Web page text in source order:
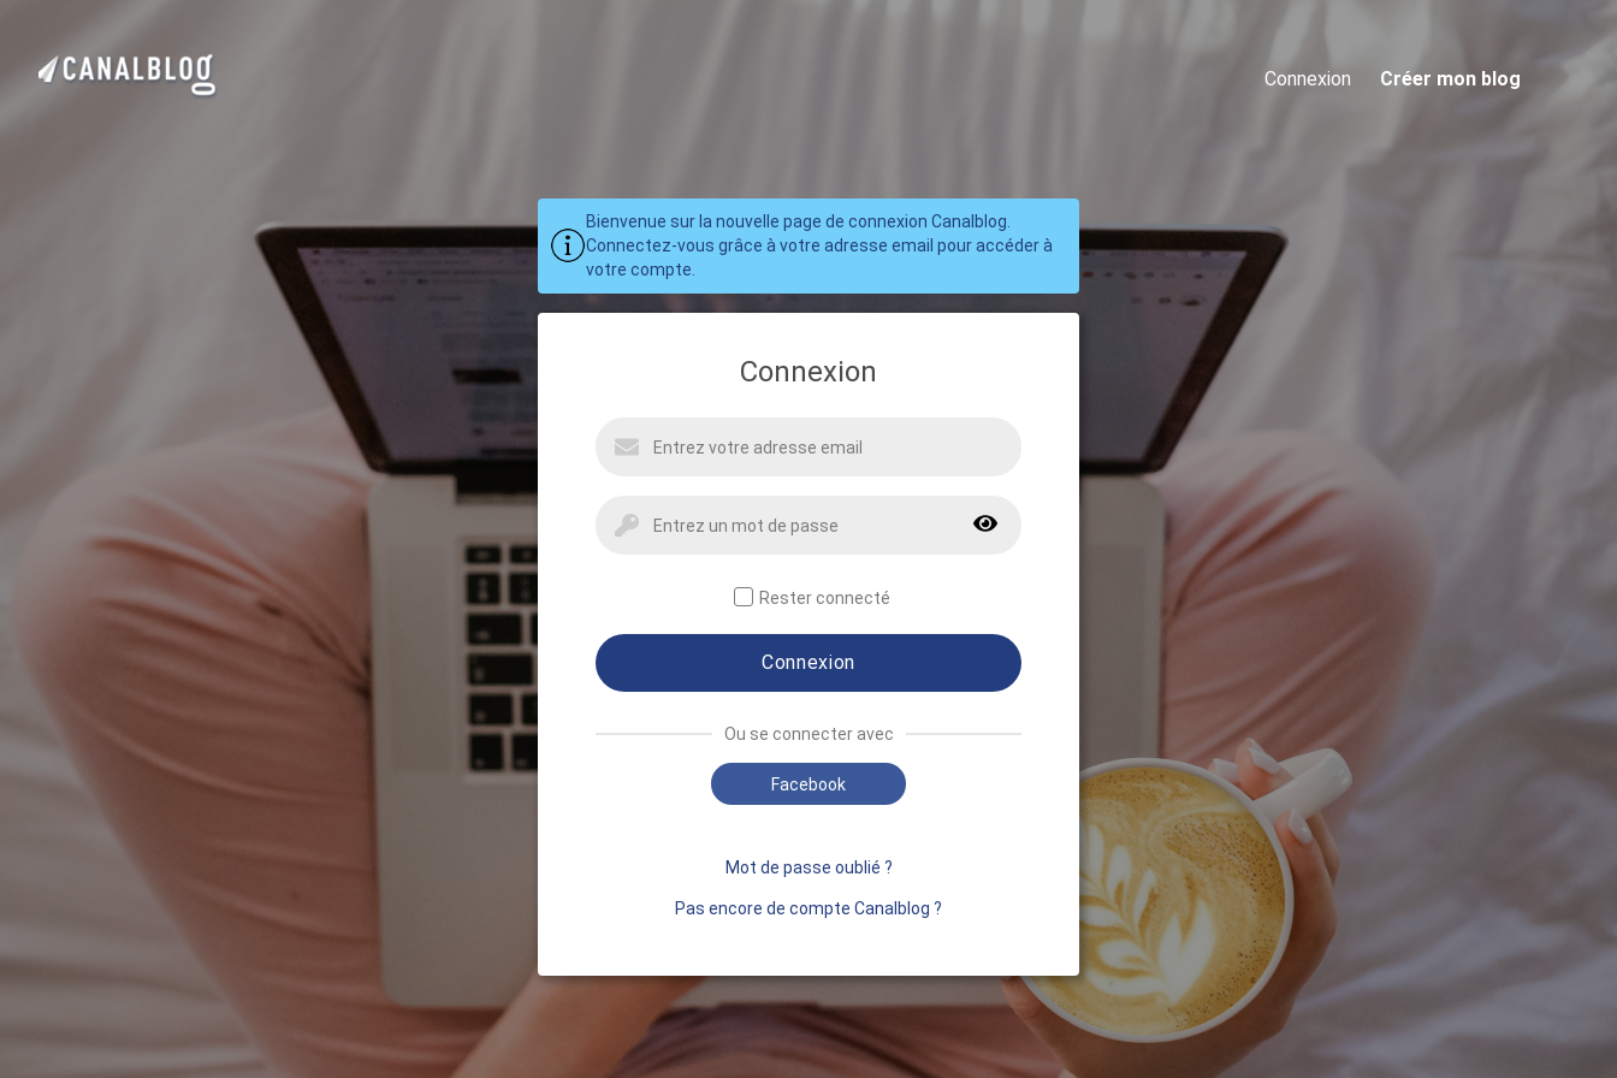
Connexion Créer mon blog
Bienvenue sur la nouvelle page de connexion Canalblog.
Connectez-vous grâce à votre adresse email pour accéder à
votre compte.
Connexion
Rester connecté
Connexion
Ou se connecter avec
Facebook
Mot de passe oublié ?
Pas encore de compte Canalblog ?